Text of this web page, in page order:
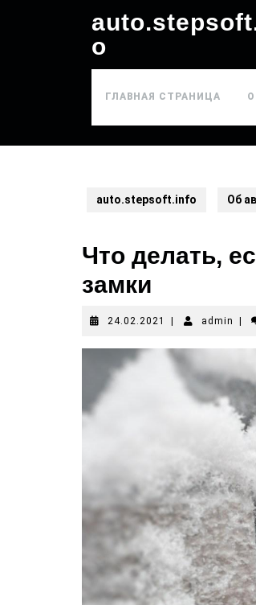
o
ГЛАВНАЯ СТРАНИЦА
auto.stepsoft.info Об
Что делать,
замки
24.02.2021 admin